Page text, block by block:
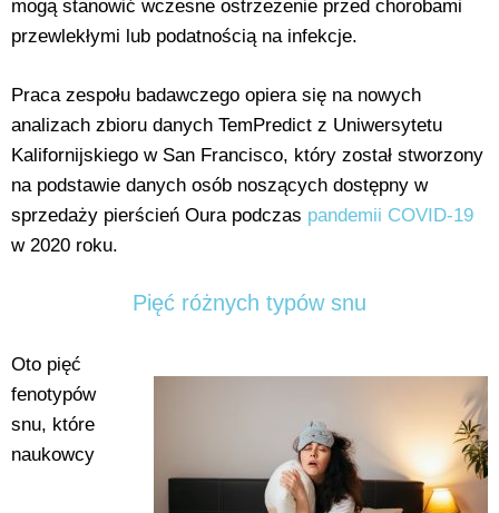
mogą stanowić wczesne ostrzeżenie przed chorobami
przewlekłymi lub podatnością na infekcje.
Praca zespołu badawczego opiera się na nowych
analizach zbioru danych TemPredict z Uniwersytetu
Kalifornijskiego w San Francisco, który został stworzony
na podstawie danych osób noszących dostępny w
sprzedaży pierścień Oura podczas pandemii COVID-19
w 2020 roku.
Pięć różnych typów snu
Oto pięć
fenotypów
snu, które
naukowcy